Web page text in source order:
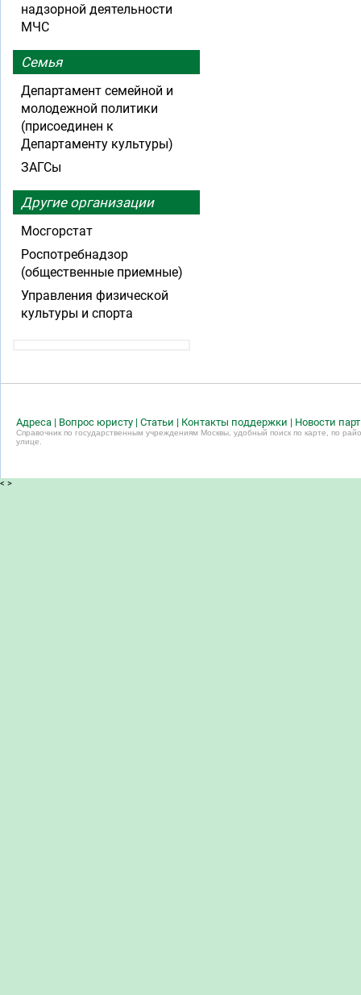
надзорной деятельности
МЧС
Семья
Департамент семейной и
молодежной политики
(присоединен к
Департаменту культуры)
ЗАГСы
Другие организации
Мосгорстат
Роспотребнадзор
(общественные приемные)
Управления физической
культуры и спорта
Адреса | Вопрос юристу | Статьи | Контакты поддержки | Новости
Справочник по государственным учреждениям Москвы, удобный поиск по карте, по
улице.
< >